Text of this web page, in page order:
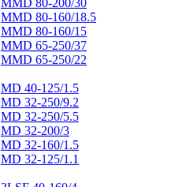
MMD 80-200/30
MMD 80-160/18.5
MMD 80-160/15
MMD 65-250/37
MMD 65-250/22
MD 40-125/1.5
MD 32-250/9.2
MD 32-250/5.5
MD 32-200/3
MD 32-160/1.5
MD 32-125/1.1